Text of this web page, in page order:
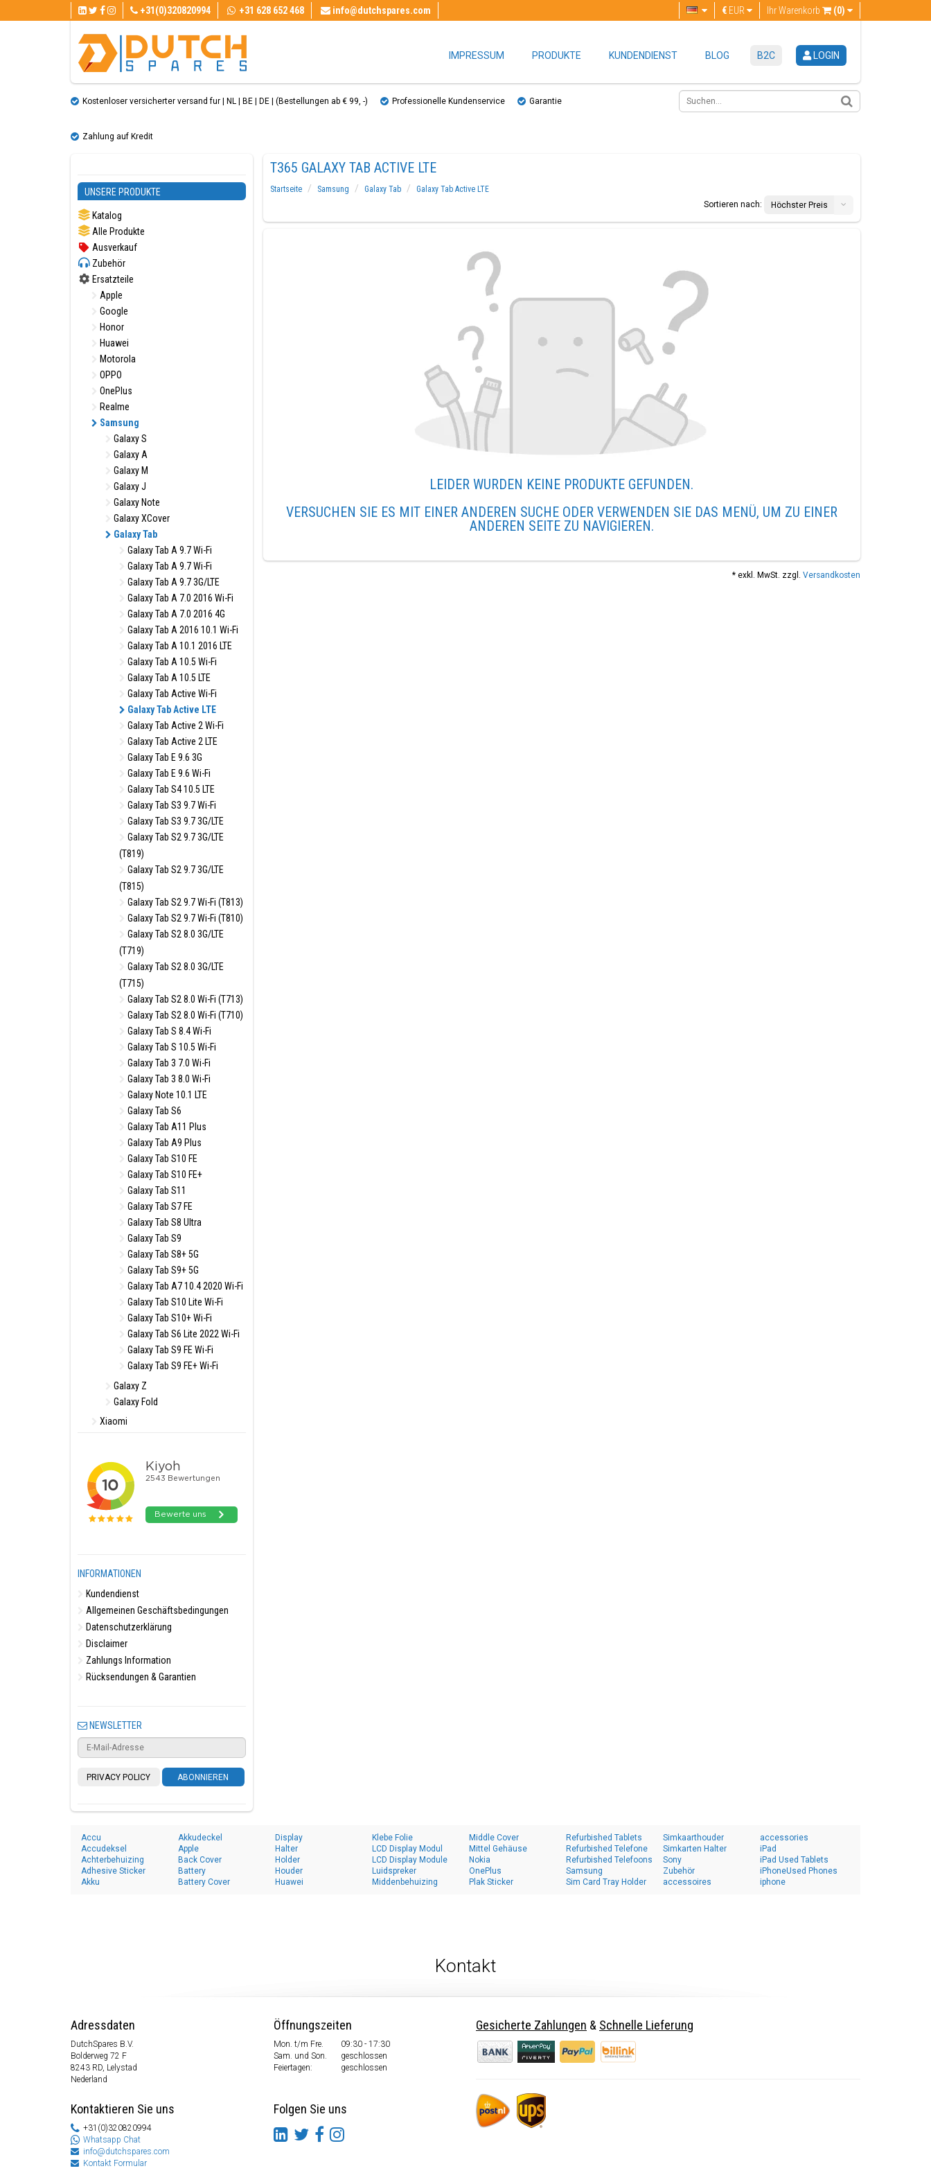
+31(0)320820994 +31 628 652 468 info@dutchspares.com Ihr Warenkorb (0)
€ EUR
IMPRESSUM PRODUKTE KUNDENDIENST BLOG B2C LOGIN
Kostenloser versicherter versand fur | NL | BE | DE | (Bestellungen ab € 99, ​​-) Professionelle Kundenservice Garantie
Zahlung auf Kredit
UNSERE PRODUKTE
Katalog
Alle Produkte
Ausverkauf
Zubehör
Ersatzteile
Apple
Google
Honor
Huawei
Motorola
OPPO
OnePlus
Realme
Samsung
Galaxy S
Galaxy A
Galaxy M
Galaxy J
Galaxy Note
Galaxy XCover
Galaxy Tab
Galaxy Tab A 9.7 Wi-Fi
Galaxy Tab A 9.7 Wi-Fi
Galaxy Tab A 9.7 3G/LTE
Galaxy Tab A 7.0 2016 Wi-Fi
Galaxy Tab A 7.0 2016 4G
Galaxy Tab A 2016 10.1 Wi-Fi
Galaxy Tab A 10.1 2016 LTE
Galaxy Tab A 10.5 Wi-Fi
Galaxy Tab A 10.5 LTE
Galaxy Tab Active Wi-Fi
Galaxy Tab Active LTE
Galaxy Tab Active 2 Wi-Fi
Galaxy Tab Active 2 LTE
Galaxy Tab E 9.6 3G
Galaxy Tab E 9.6 Wi-Fi
Galaxy Tab S4 10.5 LTE
Galaxy Tab S3 9.7 Wi-Fi
Galaxy Tab S3 9.7 3G/LTE
Galaxy Tab S2 9.7 3G/LTE
(T819)
Galaxy Tab S2 9.7 3G/LTE
(T815)
Galaxy Tab S2 9.7 Wi-Fi (T813)
Galaxy Tab S2 9.7 Wi-Fi (T810)
Galaxy Tab S2 8.0 3G/LTE
(T719)
Galaxy Tab S2 8.0 3G/LTE
(T715)
Galaxy Tab S2 8.0 Wi-Fi (T713)
Galaxy Tab S2 8.0 Wi-Fi (T710)
Galaxy Tab S 8.4 Wi-Fi
Galaxy Tab S 10.5 Wi-Fi
Galaxy Tab 3 7.0 Wi-Fi
Galaxy Tab 3 8.0 Wi-Fi
Galaxy Note 10.1 LTE
Galaxy Tab S6
Galaxy Tab A11 Plus
Galaxy Tab A9 Plus
Galaxy Tab S10 FE
Galaxy Tab S10 FE+
Galaxy Tab S11
Galaxy Tab S7 FE
Galaxy Tab S8 Ultra
Galaxy Tab S9
Galaxy Tab S8+ 5G
Galaxy Tab S9+ 5G
Galaxy Tab A7 10.4 2020 Wi-Fi
Galaxy Tab S10 Lite Wi-Fi
Galaxy Tab S10+ Wi-Fi
Galaxy Tab S6 Lite 2022 Wi-Fi
Galaxy Tab S9 FE Wi-Fi
Galaxy Tab S9 FE+ Wi-Fi
Galaxy Z
Galaxy Fold
Xiaomi
INFORMATIONEN
Kundendienst
Allgemeinen Geschäftsbedingungen
Datenschutzerklärung
Disclaimer
Zahlungs Information
Rücksendungen & Garantien
NEWSLETTER
PRIVACY POLICY ABONNIEREN
T365 GALAXY TAB ACTIVE LTE
Startseite Samsung Galaxy Tab
Galaxy Tab Active LTE
Sortieren nach:
Höchster Preis
LEIDER WURDEN KEINE PRODUKTE GEFUNDEN.
VERSUCHEN SIE ES MIT EINER ANDEREN SUCHE ODER VERWENDEN SIE DAS MENÜ, UM ZU EINER
ANDEREN SEITE ZU NAVIGIEREN.
* exkl. MwSt. zzgl. Versandkosten
Accu
Accudeksel
Achterbehuizing
Adhesive Sticker
Akku
Akkudeckel
Apple
Back Cover
Battery
Battery Cover
Display
Halter
Holder
Houder
Huawei
Klebe Folie
LCD Display Modul
LCD Display Module
Luidspreker
Middenbehuizing
Middle Cover
Mittel Gehäuse
Nokia
OnePlus
Plak Sticker
Refurbished Tablets
Refurbished Telefone
Refurbished Telefoons
Samsung
Sim Card Tray Holder
Simkaarthouder
Simkarten Halter
Sony
Zubehör
accessoires
accessories
iPad
iPad Used Tablets
iPhoneUsed Phones
iphone
Kontakt
Adressdaten
DutchSpares B.V.
Bolderweg 72 F
8243 RD, Lelystad
Nederland
Kontaktieren Sie uns
+31(0)320820994
Whatsapp Chat
info@dutchspares.com
Kontakt Formular
Öffnungszeiten
Mon. t/m Fre.
09:30 - 17:30
Sam. und Son.
geschlossen
Feiertagen:
geschlossen
Folgen Sie uns
Gesicherte Zahlungen & Schnelle Lieferung